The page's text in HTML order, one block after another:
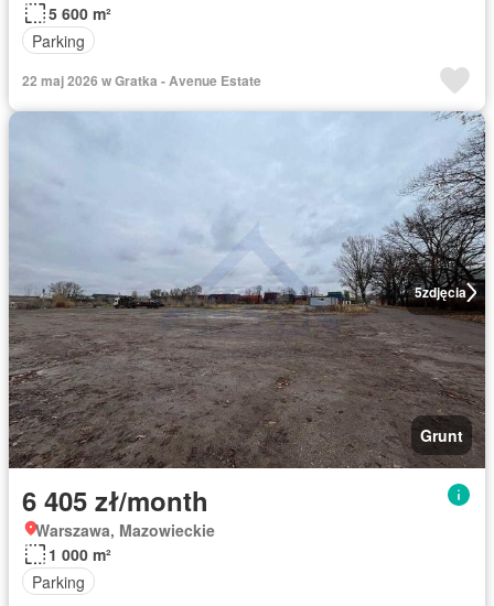
5 600 m²
Parking
22 maj 2026 w Gratka - Avenue Estate
5zdjęcia
Grunt
6 405 zł/month
Warszawa, Mazowieckie
1 000 m²
Parking